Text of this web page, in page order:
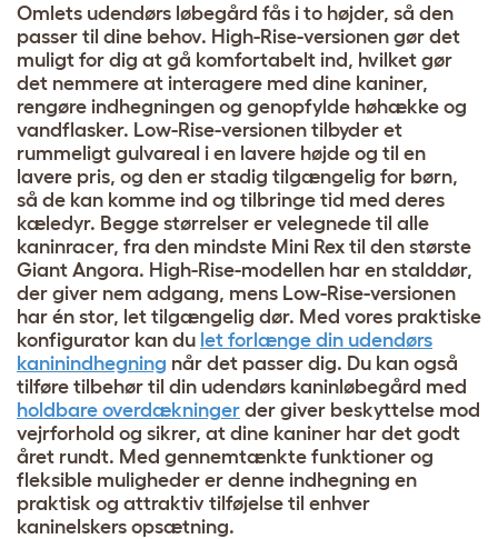
Omlets udendørs løbegård fås i to højder, så den
passer til dine behov. High-Rise-versionen gør det
muligt for dig at gå komfortabelt ind, hvilket gør
det nemmere at interagere med dine kaniner,
rengøre indhegningen og genopfylde høhække og
vandflasker. Low-Rise-versionen tilbyder et
rummeligt gulvareal i en lavere højde og til en
lavere pris, og den er stadig tilgængelig for børn,
så de kan komme ind og tilbringe tid med deres
kæledyr. Begge størrelser er velegnede til alle
kaninracer, fra den mindste Mini Rex til den største
Giant Angora. High-Rise-modellen har en stalddør,
der giver nem adgang, mens Low-Rise-versionen
har én stor, let tilgængelig dør. Med vores praktiske
konfigurator kan du let forlænge din udendørs
kaninindhegning når det passer dig. Du kan også
tilføre tilbehør til din udendørs kaninløbegård med
holdbare overdækninger der giver beskyttelse mod
vejrforhold og sikrer, at dine kaniner har det godt
året rundt. Med gennemtænkte funktioner og
fleksible muligheder er denne indhegning en
praktisk og attraktiv tilføjelse til enhver
kaninelskers opsætning.